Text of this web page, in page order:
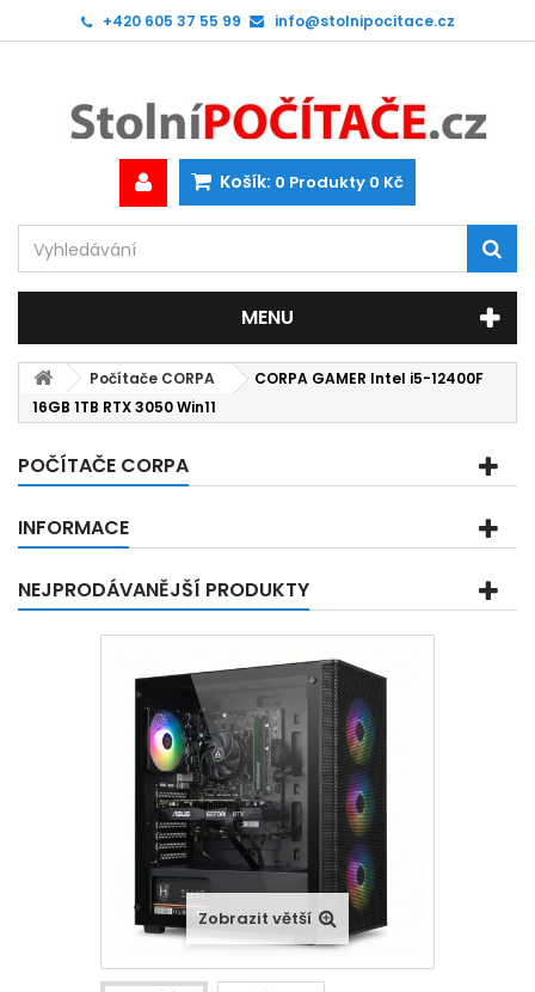
+420 605 37 55 99 info@stolnipocitace.cz
Košík: 0 Produkty 0 Kč
MENU
Počítače CORPA
CORPA GAMER Intel i5-12400F
16GB 1TB RTX 3050 Win11
POČÍTAČE CORPA
INFORMACE
NEJPRODÁVANĚJŠÍ PRODUKTY
Zobrazit větší